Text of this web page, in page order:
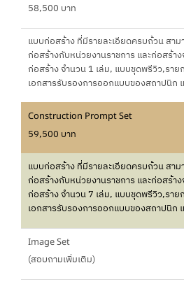
58,500 บาท
แบบก่อสร้าง ที่มีรายละเอียดครบถ้วน สา
ก่อสร้างกับหน่วยงานราชการ และก่อสร้า
ก่อสร้าง จำนวน 1 เล่ม, แบบชุดพรีวิว,ราย
เอกสารรับรองการออกแบบของสถาปนิก
Construction Prompt Set
59,500 บาท
แบบก่อสร้าง ที่มีรายละเอียดครบถ้วน สา
ก่อสร้างกับหน่วยงานราชการ และก่อสร้า
ก่อสร้าง จำนวน 7 เล่ม, แบบชุดพรีวิว,ราย
เอกสารรับรองการออกแบบของสถาปนิก
Image Set
(สอบถามเพิ่มเติม)